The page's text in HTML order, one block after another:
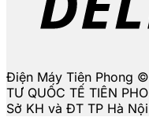
Điện Máy Tiên Phong
TƯ QUỐC TẾ TIÊN
Sở KH và ĐT TP Hà